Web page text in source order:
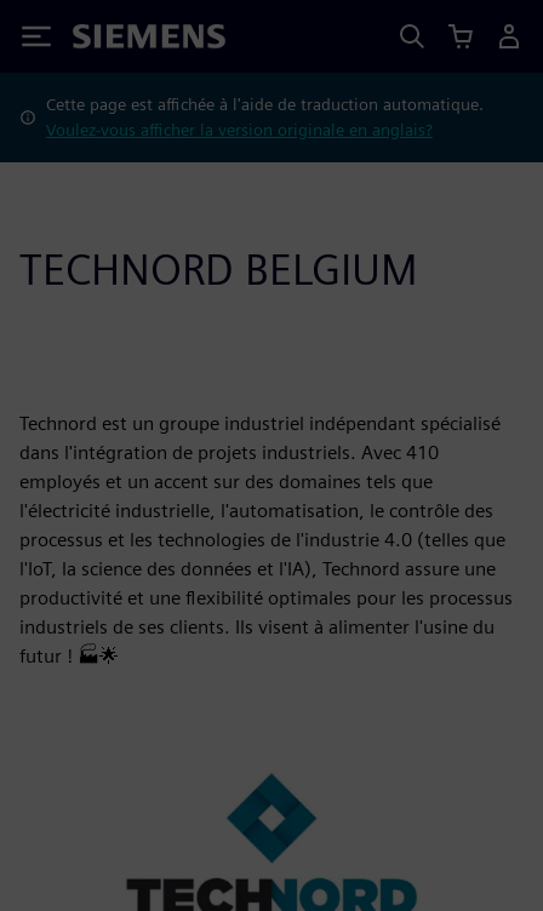
Siemens
Cette page est affichée à l'aide de traduction automatique.
Voulez-vous afficher la version originale en anglais?
TECHNORD BELGIUM
Technord est un groupe industriel indépendant spécialisé
dans l'intégration de projets industriels. Avec 410
employés et un accent sur des domaines tels que
l'électricité industrielle, l'automatisation, le contrôle des
processus et les technologies de l'industrie 4.0 (telles que
l'IoT, la science des données et l'IA), Technord assure une
productivité et une flexibilité optimales pour les processus
industriels de ses clients. Ils visent à alimenter l'usine du
futur ! 🏭🌟